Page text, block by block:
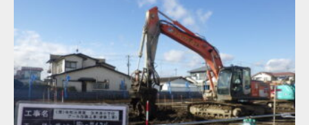
地盤改良（ALL） 建築の基礎
コーポレートサイト
お問い合わせ